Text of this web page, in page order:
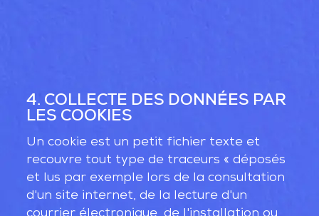
4. COLLECTE DES DONNÉES PAR
LES COOKIES
Un cookie est un petit fichier texte et
recouvre tout type de traceurs « déposés
et lus par exemple lors de la consultation
d'un site internet, de la lecture d'un